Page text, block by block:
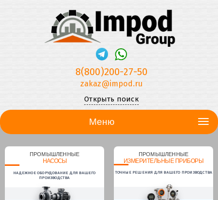
8(800)200-27-50
zakaz@impod.ru
Открыть поиск
Меню
ПРОМЫШЛЕННЫЕ
НАСОСЫ
НАДЕЖНОЕ ОБОРУДОВАНИЕ ДЛЯ ВАШЕГО
ПРОИЗВОДСТВА
ПРОМЫШЛЕННЫЕ
ИЗМЕРИТЕЛЬНЫЕ ПРИБОРЫ
ТОЧНЫЕ РЕШЕНИЯ ДЛЯ ВАШЕГО ПРОИЗВОДСТВА